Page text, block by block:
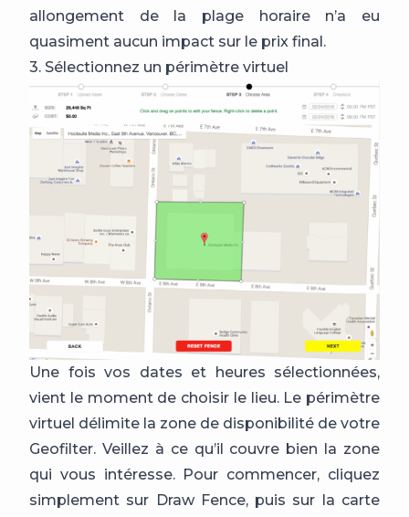
allongement de la plage horaire n’a eu
quasiment aucun impact sur le prix final.
3. Sélectionnez un périmètre virtuel
Une fois vos dates et heures sélectionnées,
vient le moment de choisir le lieu. Le périmètre
virtuel délimite la zone de disponibilité de votre
Geofilter. Veillez à ce qu’il couvre bien la zone
qui vous intéresse. Pour commencer, cliquez
simplement sur Draw Fence, puis sur la carte